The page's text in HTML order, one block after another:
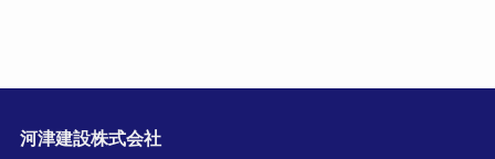
河津建設株式会社